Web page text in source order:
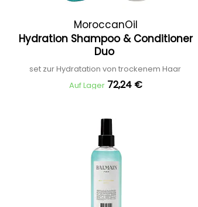
MoroccanOil
Hydration Shampoo & Conditioner
Duo
set zur Hydratation von trockenem Haar
Auf Lager 72,24 €